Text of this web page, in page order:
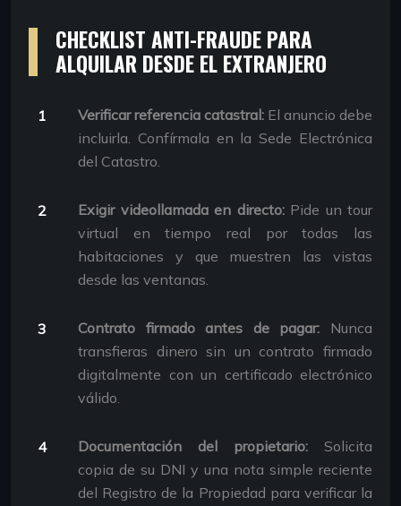
CHECKLIST ANTI-FRAUDE PARA
ALQUILAR DESDE EL EXTRANJERO
Verificar referencia catastral: El anuncio debe
incluirla. Confírmala en la Sede Electrónica
del Catastro.
Exigir videollamada en directo:Pide un tour
virtual en tiempo real por todas las
habitaciones y que muestren las vistas
desde las ventanas.
Contrato firmado antes de pagar: Nunca
transfieras dinero sin un contrato firmado
digitalmente con un certificado electrónico
válido.
Documentación del propietario: Solicita
copia de su DNI y una nota simple reciente
del Registro de la Propiedad para verificar la